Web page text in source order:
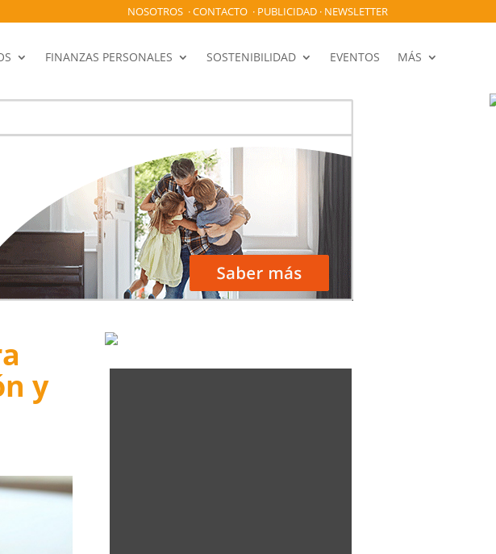
NOSOTROS·CONTACTO· PUBLICIDAD· NEWSLETTER
FINANZAS PERSONALES SOSTENIBILIDAD EVENTOS MÁS
y